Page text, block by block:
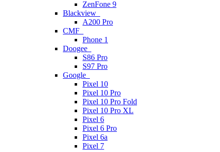
ZenFone 9
Blackview
A200 Pro
CMF
Phone 1
Doogee
S86 Pro
S97 Pro
Google
Pixel 10
Pixel 10 Pro
Pixel 10 Pro Fold
Pixel 10 Pro XL
Pixel 6
Pixel 6 Pro
Pixel 6a
Pixel 7